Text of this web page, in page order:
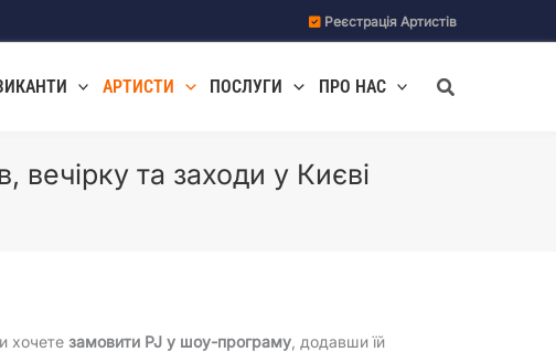
Реєстрація Артистів
АРТИСТИ ПОСЛУГИ ПРО НАС Пошук
вечірку та заходи у Києві
хочете замовити PJ у шоу-програму, додавши їй